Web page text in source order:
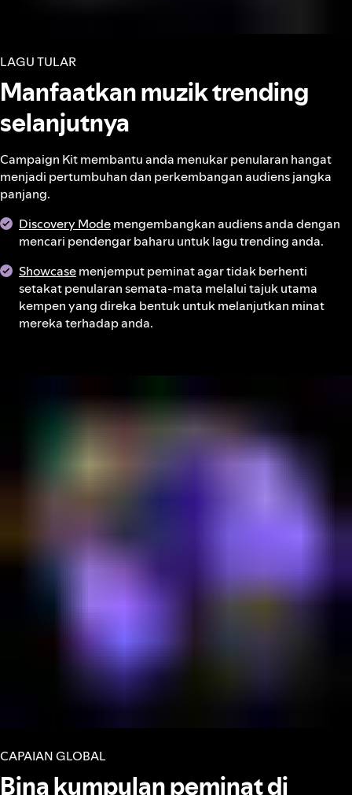
LAGU TULAR
Manfaatkan muzik trending
selanjutnya
Campaign Kit membantu anda menukar penularan hangat
menjadi pertumbuhan dan perkembangan audiens jangka
panjang.
Discovery Modemengembangkan audiens anda dengan
mencari pendengar baharu untuk lagu trending anda.
Showcasemenjemput peminat agar tidak berhenti
setakat penularan semata-mata melalui tajuk utama
kempen yang direka bentuk untuk melanjutkan minat
mereka terhadap anda.
CAPAIAN GLOBAL
Bina kumpulan peminat di